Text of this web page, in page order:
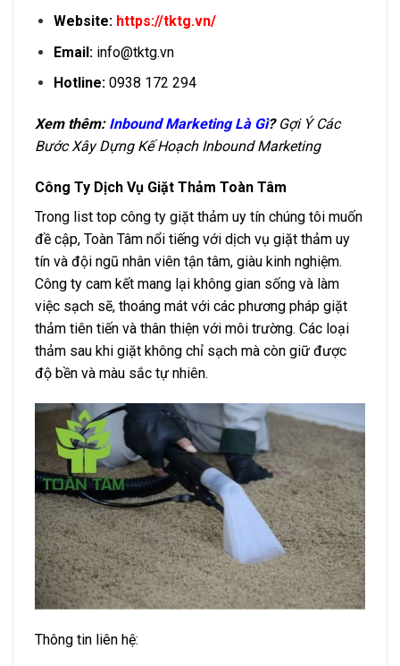
Website: https://tktg.vn/
Email: info@tktg.vn
Hotline:0938 172 294
Xem thêm: Inbound Marketing Là Gì?Gợi Ý Các
Bước Xây Dựng Kế Hoạch Inbound Marketing
Công Ty Dịch Vụ Giặt Thảm Toàn Tâm
Trong list top công ty giặt thảm uy tín chúng tôi muốn
đề cập, Toàn Tâm nổi tiếng với dịch vụ giặt thảm uy
tín và đội ngũ nhân viên tận tâm, giàu kinh nghiệm.
Công ty cam kết mang lại không gian sống và làm
việc sạch sẽ, thoáng mát với các phương pháp giặt
thảm tiên tiến và thân thiện với môi trường. Các loại
thảm sau khi giặt không chỉ sạch mà còn giữ được
độ bền và màu sắc tự nhiên.
Thông tin liên hệ: